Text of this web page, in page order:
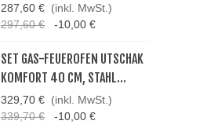
287,60 € (inkl. MwSt.)
297,60 €
-10,00 €
SET GAS-FEUEROFEN UTSCHAK
KOMFORT 40 CM, STAHL...
329,70 € (inkl. MwSt.)
339,70 €
-10,00 €